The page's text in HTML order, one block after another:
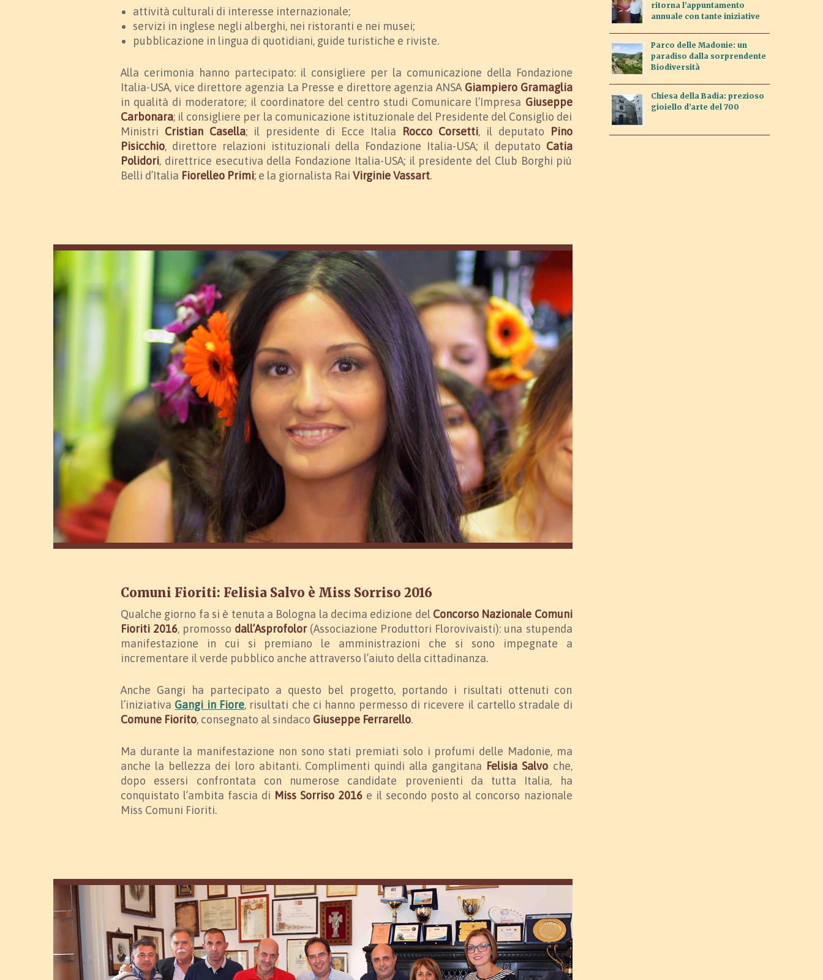
attività culturali di interesse internazionale;
servizi in inglese negli alberghi, nei ristoranti e nei musei;
pubblicazione in lingua di quotidiani, guide turistiche e riviste.
Alla cerimonia hanno partecipato: il consigliere per la comunicazione della Fondazione
Italia-USA, vice direttore agenzia La Presse e direttore agenzia ANSA Giampiero Gramaglia
in qualità di moderatore; il coordinatore del centro studi Comunicare l’Impresa Giuseppe
Carbonara; il consigliere per la comunicazione istituzionale del Presidente del Consiglio dei
Ministri Cristian Casella; il presidente di Ecce Italia Rocco Corsetti, il deputato
Pino
Pisicchio, direttore relazioni istituzionali della Fondazione Italia-USA; il deputato Catia
Polidori, direttrice esecutiva della Fondazione Italia-USA; il presidente del Club Borghi più
Belli d’Italia Fiorelleo Primi; e la giornalista Rai Virginie Vassart.
Comuni Fioriti: Felisia Salvo è Miss Sorriso 2016
Qualche giorno fa si è tenuta a Bologna la decima edizione del Concorso Nazionale Comuni
Fioriti 2016, promosso dall’Asprofolor(Associazione Produttori Florovivaisti): una stupenda
manifestazione in cui si premiano le amministrazioni che si sono impegnate a
incrementare il verde pubblico anche attraverso l’aiuto della cittadinanza.
Anche Gangi ha partecipato a questo bel progetto, portando i risultati ottenuti con
l’iniziativa Gangi in Fiore, risultati che ci hanno permesso di ricevere il cartello stradale di
Comune Fiorito, consegnato al sindaco Giuseppe Ferrarello.
Ma durante la manifestazione non sono stati premiati solo i profumi delle Madonie, ma
anche la bellezza dei loro abitanti. Complimenti quindi alla gangitana Felisia Salvo che,
dopo essersi confrontata con numerose candidate provenienti da tutta Italia, ha
conquistato l’ambita fascia di Miss Sorriso 2016 e il secondo posto al concorso nazionale
Miss Comuni Fioriti.
ritorna l’appuntamento
annuale con tante iniziative
Parco delle Madonie: un
paradiso dalla sorprendente
Biodiversità
Chiesa della Badia: prezioso
gioiello d’arte del 700